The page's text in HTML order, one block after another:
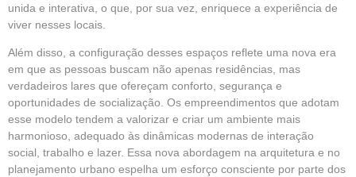
unida e interativa, o que, por sua vez, enriquece a experiência de
viver nesses locais.
Além disso, a configuração desses espaços reflete uma nova era
em que as pessoas buscam não apenas residências, mas
verdadeiros lares que ofereçam conforto, segurança e
oportunidades de socialização. Os empreendimentos que adotam
esse modelo tendem a valorizar e criar um ambiente mais
harmonioso, adequado às dinâmicas modernas de interação
social, trabalho e lazer. Essa nova abordagem na arquitetura e no
planejamento urbano espelha um esforço consciente por parte dos